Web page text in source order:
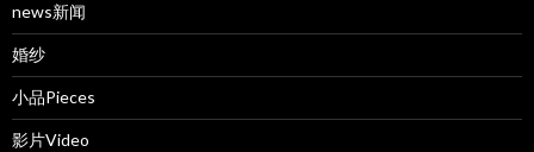
news新闻
婚纱
小品Pieces
影片Video